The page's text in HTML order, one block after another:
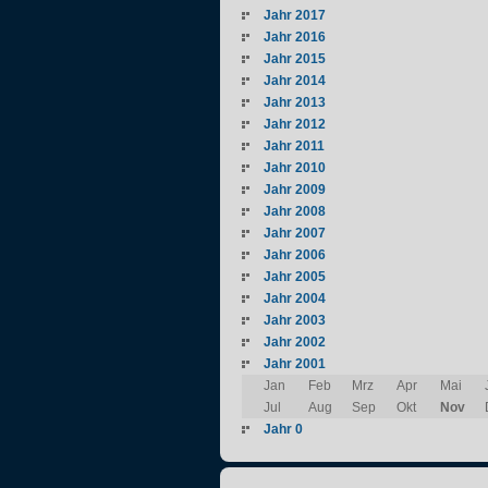
Jahr 2017
Jahr 2016
Jahr 2015
Jahr 2014
Jahr 2013
Jahr 2012
Jahr 2011
Jahr 2010
Jahr 2009
Jahr 2008
Jahr 2007
Jahr 2006
Jahr 2005
Jahr 2004
Jahr 2003
Jahr 2002
Jahr 2001
Jan
Feb Mrz Apr Mai
Jul
Aug Sep Okt Nov
Jahr 0